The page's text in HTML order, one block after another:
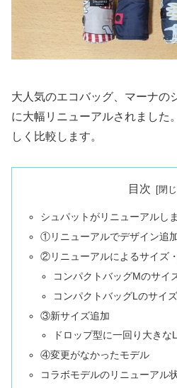
大人気のエコバッグ、マーナの
に大幅リニューアルされました
しく比較します。
目次
シュパットがリニューアルし
①リニューアルでデザイン追加
②リニューアルによるサイズ
コンパクトバッグMのサイ
コンパクトバッグLのサイ
③新サイズ追加
ドロップ型に一回り大きな
④変更がなかったモデル
コラボモデルのリニューアル